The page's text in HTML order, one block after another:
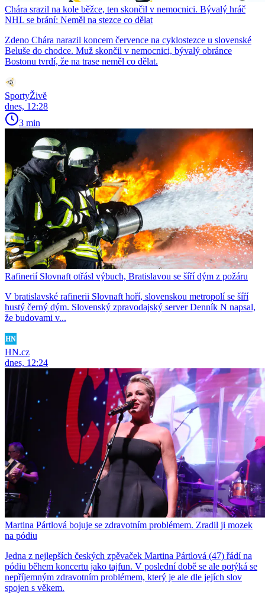
Chára srazil na kole běžce, ten skončil v nemocnici. Bývalý hráč
NHL se brání: Neměl na stezce co dělat
Zdeno Chára narazil koncem července na cyklostezce u slovenské
Beluše do chodce. Muž skončil v nemocnici, bývalý obránce
Bostonu tvrdí, že na trase neměl co dělat.
SportyŽivě
dnes, 12:28
3 min
Rafinerií Slovnaft otřásl výbuch, Bratislavou se šíří dým z požáru
V bratislavské rafinerii Slovnaft hoří, slovenskou metropolí se šíří
hustý černý dým. Slovenský zpravodajský server Denník N napsal,
že budovami v...
HN.cz
dnes, 12:24
Martina Pártlová bojuje se zdravotním problémem. Zradil ji mozek
na pódiu
Jedna z nejlepších českých zpěvaček Martina Pártlová (47) řádí na
pódiu během koncertu jako tajfun. V poslední době se ale potýká se
nepříjemným zdravotním problémem, který je ale dle jejích slov
spojen s věkem.